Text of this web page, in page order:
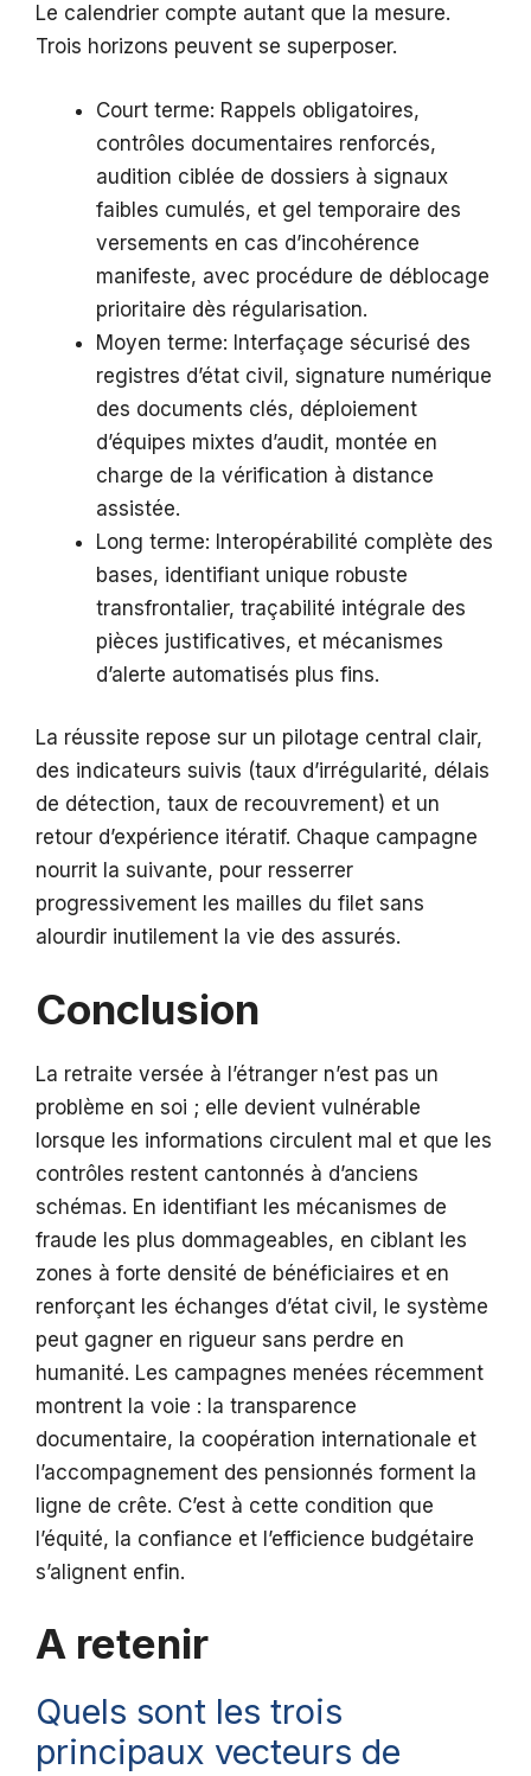
Le calendrier compte autant que la mesure.
Trois horizons peuvent se superposer.
Court terme: Rappels obligatoires,
contrôles documentaires renforcés,
audition ciblée de dossiers à signaux
faibles cumulés, et gel temporaire des
versements en cas d’incohérence
manifeste, avec procédure de déblocage
prioritaire dès régularisation.
Moyen terme: Interfaçage sécurisé des
registres d’état civil, signature numérique
des documents clés, déploiement
d’équipes mixtes d’audit, montée en
charge de la vérification à distance
assistée.
Long terme: Interopérabilité complète des
bases, identifiant unique robuste
transfrontalier, traçabilité intégrale des
pièces justificatives, et mécanismes
d’alerte automatisés plus fins.
La réussite repose sur un pilotage central clair,
des indicateurs suivis (taux d’irrégularité, délais
de détection, taux de recouvrement) et un
retour d’expérience itératif. Chaque campagne
nourrit la suivante, pour resserrer
progressivement les mailles du filet sans
alourdir inutilement la vie des assurés.
Conclusion
La retraite versée à l’étranger n’est pas un
problème en soi ; elle devient vulnérable
lorsque les informations circulent mal et que les
contrôles restent cantonnés à d’anciens
schémas. En identifiant les mécanismes de
fraude les plus dommageables, en ciblant les
zones à forte densité de bénéficiaires et en
renforçant les échanges d’état civil, le système
peut gagner en rigueur sans perdre en
humanité. Les campagnes menées récemment
montrent la voie : la transparence
documentaire, la coopération internationale et
l’accompagnement des pensionnés forment la
ligne de crête. C’est à cette condition que
l’équité, la confiance et l’efficience budgétaire
s’alignent enfin.
A retenir
Quels sont les trois
principaux vecteurs de